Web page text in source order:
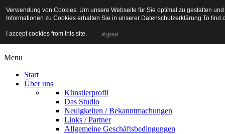
Airbrush Studio
Menu
Start
Über uns
Künstlerprofil
Das Studio
Neuigkeiten / Bekanntmachungen
Links / Partner
Allgemeine Geschäftsbedingungen
Verwendung von Cookies: Um unsere Webseite für Sie optimal zu gestalten
Informationen zu Cookies erhalten Sie in unserer Datenschutzerklärung To
I accept cookies from this site. Agree